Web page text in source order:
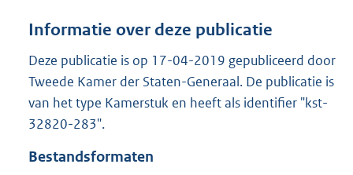
n
s
r
o
Informatie over deze publicatie
Deze publicatie is op 17-04-2019 gepubliceerd door
Tweede Kamer der Staten-Generaal. De publicatie is
van het type Kamerstuk en heeft als identifier "kst-
32820-283".
Bestandsformaten